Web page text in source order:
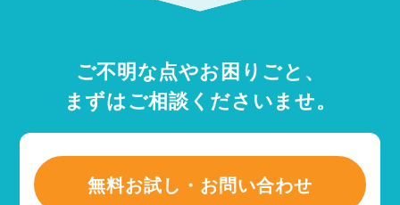
ご不明な点やお困りごと、
まずはご相談くださいませ。
無料お試し・お問い合わせ